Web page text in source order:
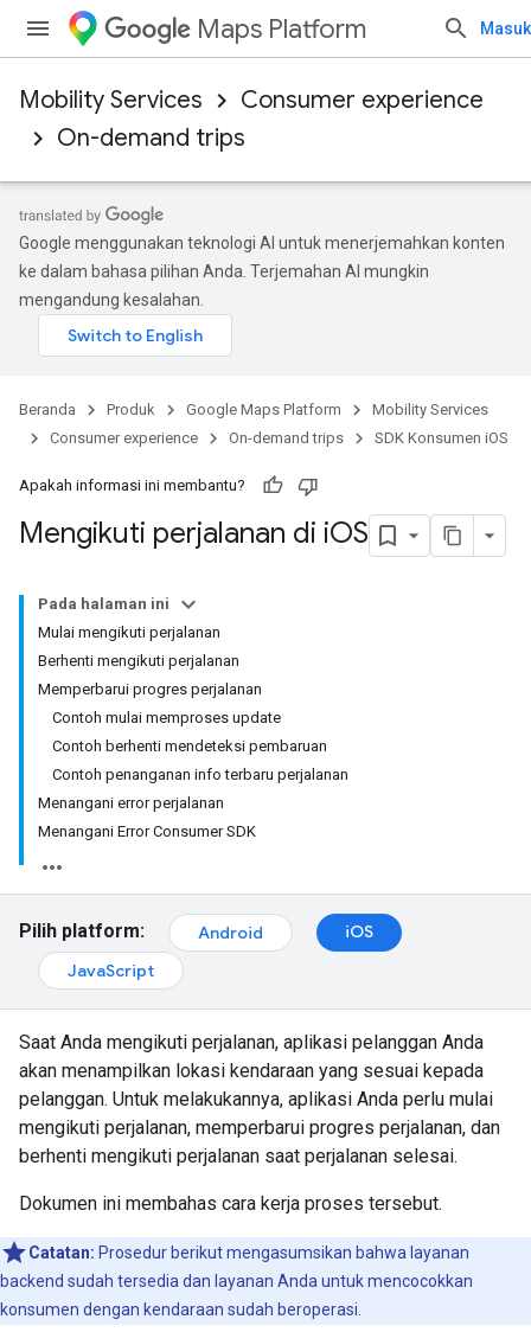
Maps Platform Masuk
Mobility Services
Consumer experience
On-demand trips
Google menggunakan teknologi AI untuk menerjemahkan konten
ke dalam bahasa pilihan Anda. Terjemahan AI mungkin
mengandung kesalahan.
Beranda Produk Google Maps Platform
Mobility Services
Consumer experience
On-demand trips SDK Konsumen iOS
Apakah informasi ini membantu?
Mengikuti perjalanan di iOS
Pada halaman ini
Mulai mengikuti perjalanan
Berhenti mengikuti perjalanan
Memperbarui progres perjalanan
Contoh mulai memproses update
Contoh berhenti mendeteksi pembaruan
Contoh penanganan info terbaru perjalanan
Menangani error perjalanan
Menangani Error Consumer SDK
Pilih platform: Android
iOS
JavaScript
Saat Anda mengikuti perjalanan, aplikasi pelanggan Anda
akan menampilkan lokasi kendaraan yang sesuai kepada
pelanggan. Untuk melakukannya, aplikasi Anda perlu mulai
mengikuti perjalanan, memperbarui progres perjalanan, dan
berhenti mengikuti perjalanan saat perjalanan selesai.
Dokumen ini membahas cara kerja proses tersebut.
Catatan: Prosedur berikut mengasumsikan bahwa layanan
backend sudah tersedia dan layanan Anda untuk mencocokkan
konsumen dengan kendaraan sudah beroperasi.